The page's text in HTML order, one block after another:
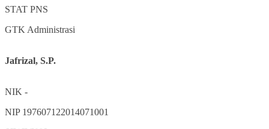
STAT PNS
GTK Administrasi
Jafrizal, S.P.
NIK -
NIP 197607122014071001